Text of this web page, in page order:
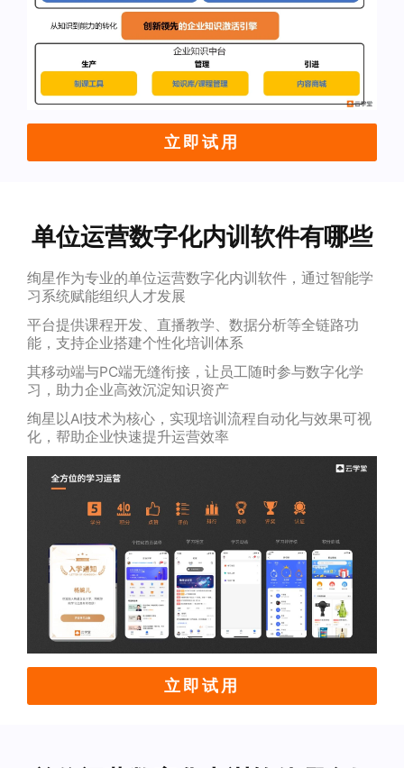
立即试用
单位运营数字化内训软件有哪些
绚星作为专业的单位运营数字化内训软件，通过智能学
习系统赋能组织人才发展
平台提供课程开发、直播教学、数据分析等全链路功
能，支持企业搭建个性化培训体系
其移动端与PC端无缝衔接，让员工随时参与数字化学
习，助力企业高效沉淀知识资产
绚星以AI技术为核心，实现培训流程自动化与效果可视
化，帮助企业快速提升运营效率
立即试用